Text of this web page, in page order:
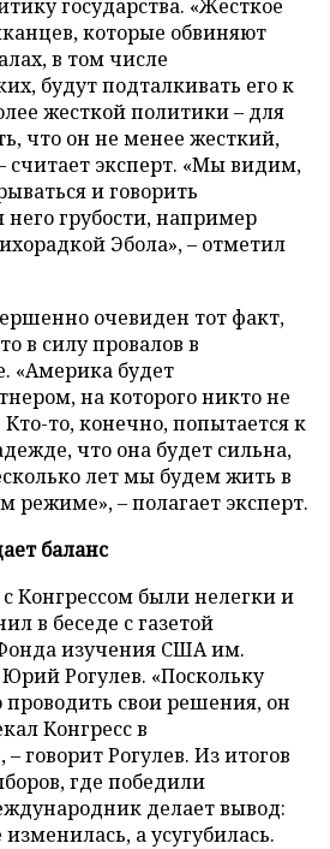
государства. «Жесткое
которые обвиняют
в том числе
будут подталкивать его к
жесткой политики – для
что он не менее жесткий,
считает эксперт. «Мы видим,
и говорить
грубости, например
Эбола», – отметил
очевиден тот факт,
в силу провалов в
«Америка будет
на которого никто не
то, конечно, попытается к
что она будет сильна,
лет мы будем жить в
режиме», – полагает эксперт.
баланс
Конгрессом были нелегки и
в беседе с газетой
изучения США им.
Рогулев. «Поскольку
свои решения, он
Конгресс в
говорит Рогулев. Из итогов
где победили
делает вывод:
а усугубилась.